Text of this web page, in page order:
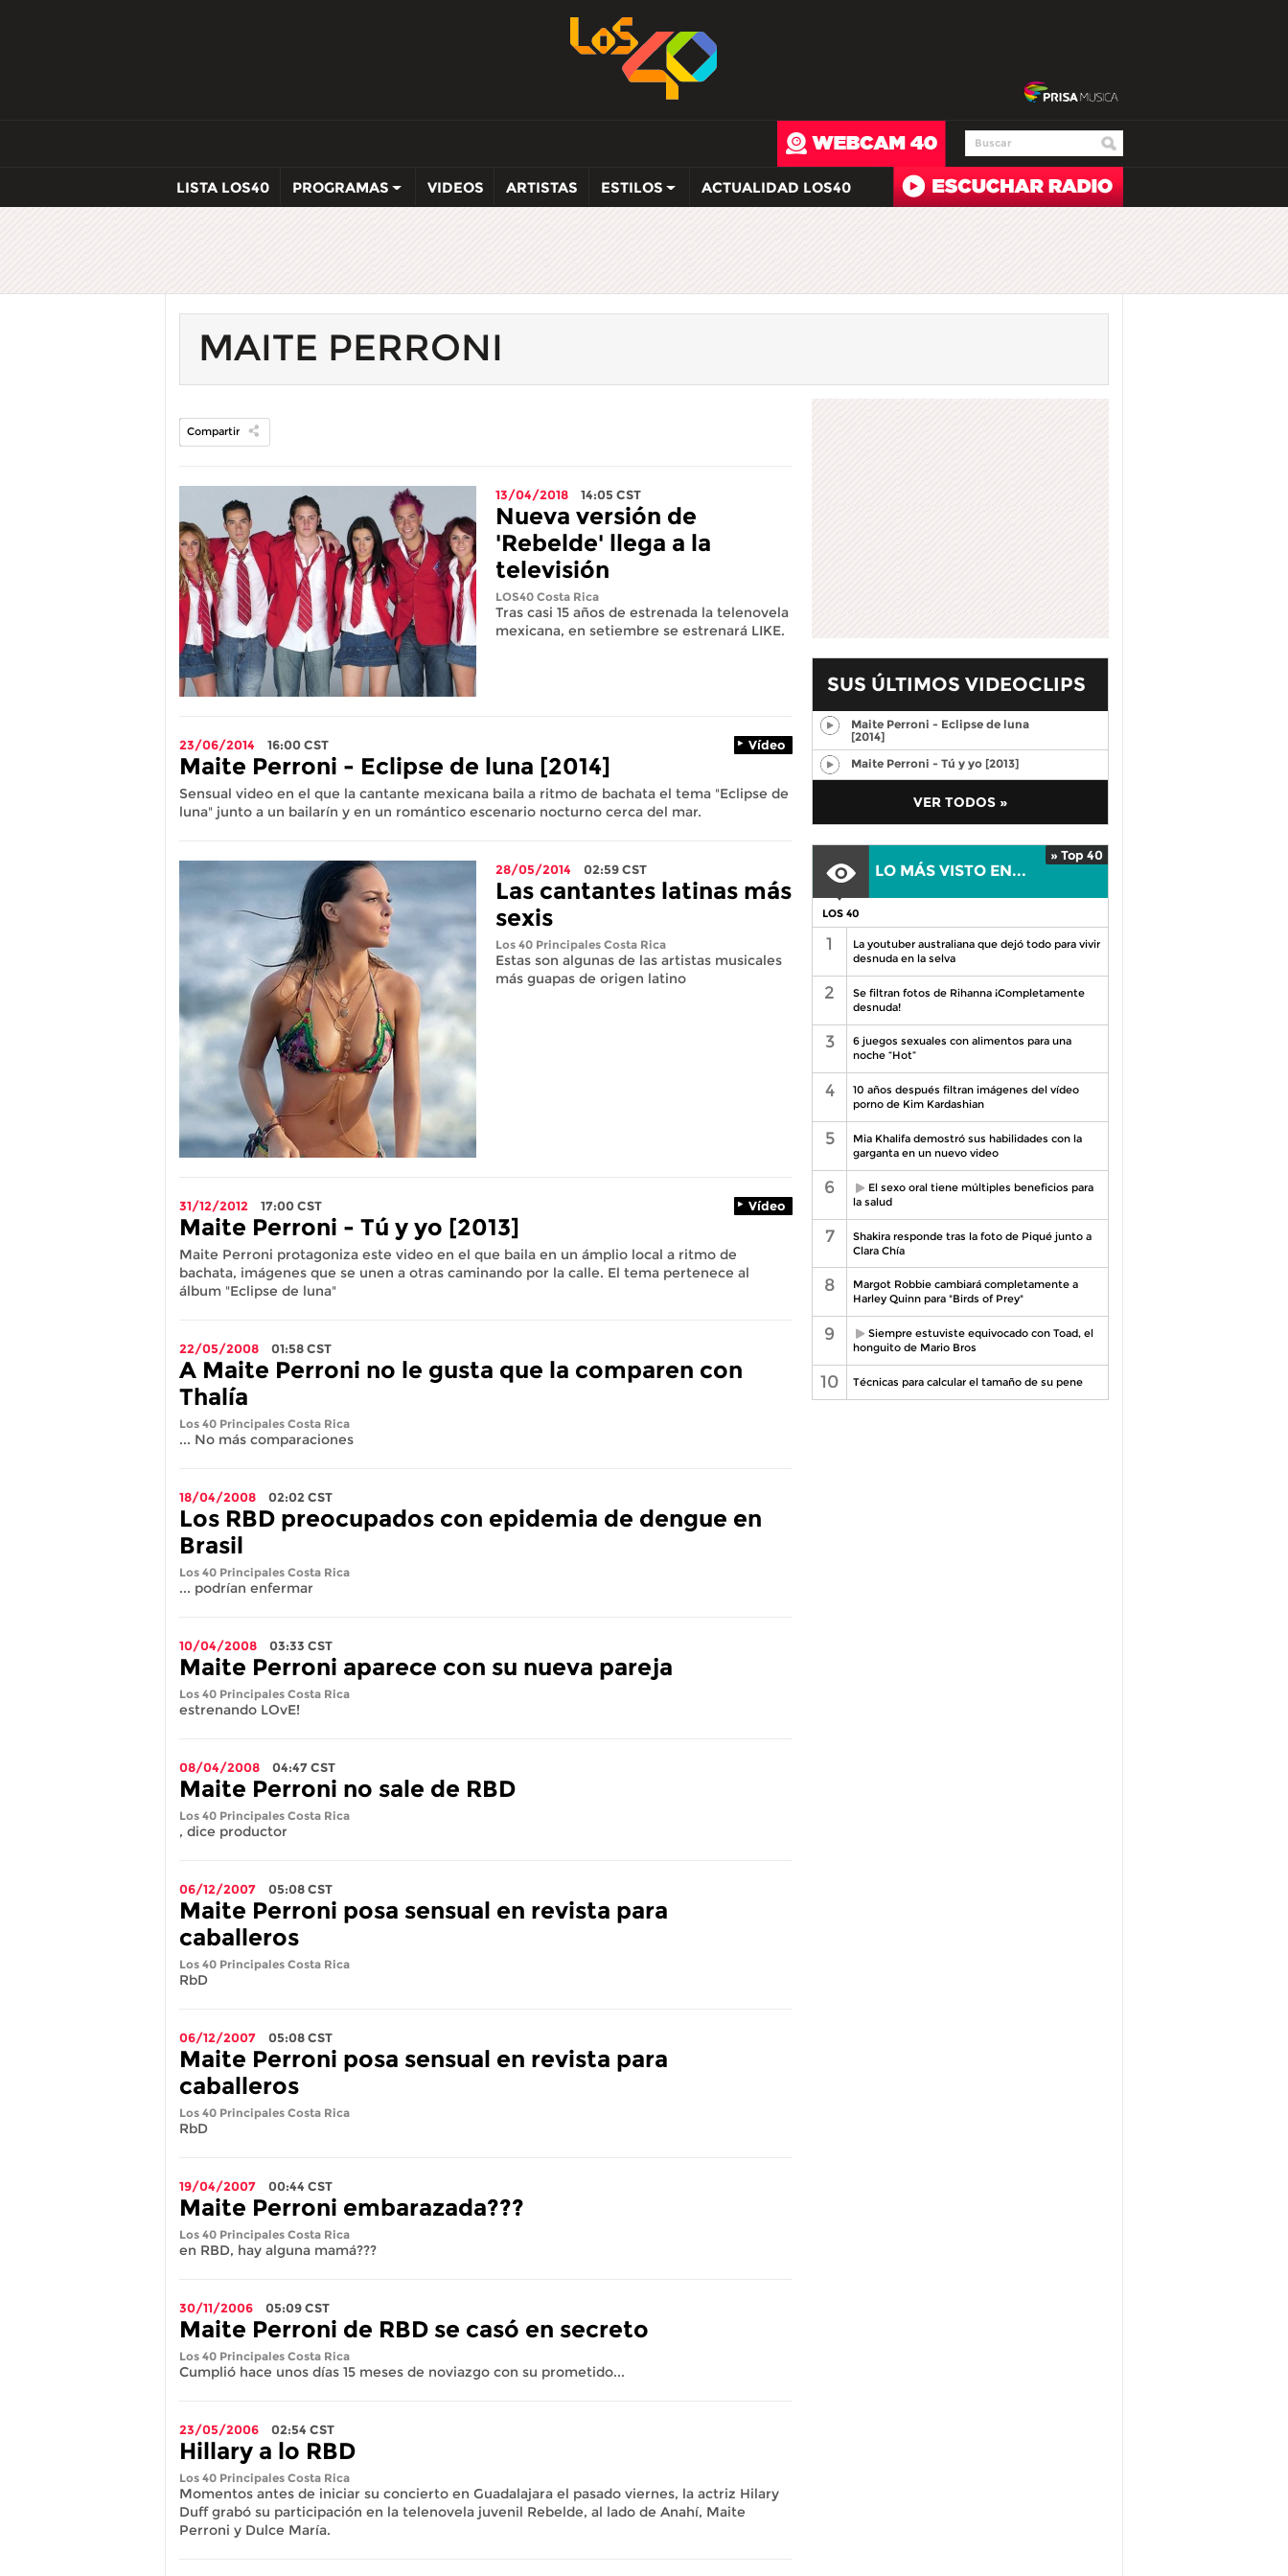
LISTA LOS40 PROGRAMAS VIDEOS ARTISTAS ESTILOS ACTUALIDAD LOS40
MAITE PERRONI
Compartir
13/04/2018 14:05 CST
Nueva versión de
'Rebelde' llega a la
televisión
LOS40 Costa Rica
Tras casi 15 años de estrenada la telenovela
mexicana, en setiembre se estrenará LIKE.
23/06/2014 16:00CST Vídeo
Maite Perroni - Eclipse de luna [2014]
Sensual video en el que la cantante mexicana baila a ritmo de bachata el tema "Eclipse de
luna" junto a un bailarín y en un romántico escenario nocturno cerca del mar.
28/05/2014 02:59CST
Las cantantes latinas más
sexis
Los 40 Principales Costa Rica
Estas son algunas de las artistas musicales
más guapas de origen latino
31/12/2012 17:00CST Vídeo
Maite Perroni - Tú y yo [2013]
Maite Perroni protagoniza este video en el que baila en un ámplio local a ritmo de
bachata, imágenes que se unen a otras caminando por la calle. El tema pertenece al
álbum "Eclipse de luna"
22/05/2008 01:58CST
A Maite Perroni no le gusta que la comparen con
Thalía
Los 40 Principales Costa Rica
... No más comparaciones
18/04/2008 02:02 CST
Los RBD preocupados con epidemia de dengue en
Brasil
Los 40 Principales Costa Rica
... podrían enfermar
10/04/2008 03:33 CST
Maite Perroni aparece con su nueva pareja
Los 40 Principales Costa Rica
estrenando LOvE!
08/04/2008 04:47CST
Maite Perroni no sale de RBD
Los 40 Principales Costa Rica
, dice productor
06/12/2007 05:08CST
Maite Perroni posa sensual en revista para
caballeros
Los 40 Principales Costa Rica
RbD
06/12/2007 05:08CST
Maite Perroni posa sensual en revista para
caballeros
Los 40 Principales Costa Rica
RbD
19/04/2007 00:44 CST
Maite Perroni embarazada???
Los 40 Principales Costa Rica
en RBD, hay alguna mamá???
30/11/2006 05:09CST
Maite Perroni de RBD se casó en secreto
Los 40 Principales Costa Rica
Cumplió hace unos días 15 meses de noviazgo con su prometido...
23/05/2006 02:54 CST
Hillary a lo RBD
Los 40 Principales Costa Rica
Momentos antes de iniciar su concierto en Guadalajara el pasado viernes, la actriz Hilary
Duff grabó su participación en la telenovela juvenil Rebelde, al lado de Anahí, Maite
Perroni y Dulce María.
SUS ÚLTIMOS VIDEOCLIPS
Maite Perroni - Eclipse de luna
[2014]
Maite Perroni - Tú y yo [2013]
VER TODOS »
LO MÁS VISTO EN...
» Top 40
LOS 40
1
La youtuber australiana que dejó todo para vivir
desnuda en la selva
2
Se filtran fotos de Rihanna ¡Completamente
desnuda!
3
6 juegos sexuales con alimentos para una
noche “Hot”
4
10 años después filtran imágenes del vídeo
porno de Kim Kardashian
5
Mia Khalifa demostró sus habilidades con la
garganta en un nuevo video
6
El sexo oral tiene múltiples beneficios para
la salud
7
Shakira responde tras la foto de Piqué junto a
Clara Chía
8
Margot Robbie cambiará completamente a
Harley Quinn para "Birds of Prey"
9
Siempre estuviste equivocado con Toad, el
honguito de Mario Bros
10 Técnicas para calcular el tamaño de su pene